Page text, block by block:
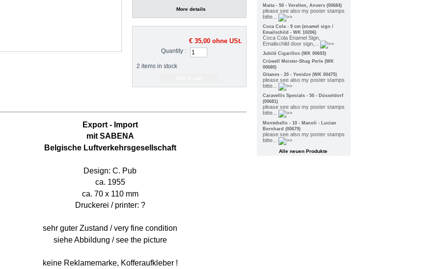
More details
€ 35,00ohne USt.
Quantity :
2 items in stock
Export - Import
mit SABENA
Belgische Luftverkehrsgesellschaft
Design: C. Pub
ca. 1955
ca. 70 x 110 mm
Druckerei / printer: ?
sehr guter Zustand / very fine condition
siehe Abbildung / see the picture
keine Reklamemarke, Kofferaufkleber !
Maita - 50 - Verellen, Anvers (00684)
please see also my poster stamps
bitte...
Coca Cola - 9 cm (enamel sign /
Emailschild - WK 10206)
Coca Cola Enamel Sign,
Emailschild door sign,...
Jubilé Cigarillos (WK 00693)
Crüwell Meister-Shag Perle (WK
00680)
Gitanes - 20 - Yenidze (WK 00475)
please see also my poster stamps
bitte...
Caravellis Specials - 50 - Düsseldorf
(00681)
please see also my poster stamps
bitte...
Montebello - 10 - Manoli - Lucian
Bernhard (00679)
please see also my poster stamps
bitte...
Alle neuen Produkte